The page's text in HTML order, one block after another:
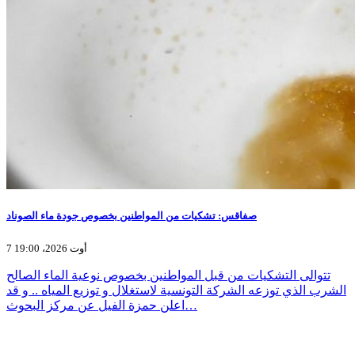
صفاقس: تشكيات من المواطنين بخصوص جودة ماء الصوناد
7 أوت 2026، 19:00
تتوالى التشكيات من قبل المواطنين بخصوص نوعية الماء الصالح
الشرب الذي توزعه الشركة التونسية لاستغلال و توزيع المياه .. و قد
اعلن حمزة الفيل عن مركز البحوث…